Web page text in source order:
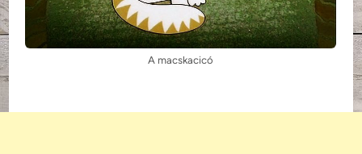
A macskacicó